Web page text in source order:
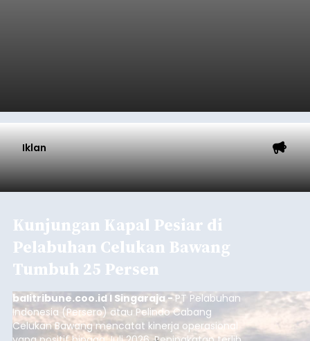
Iklan
Kunjungan Kapal Pesiar di
Pelabuhan Celukan Bawang
Tumbuh 25 Persen
balitribune.coo.id I Singaraja -PT Pelabuhan
Indonesia (Persero) atau Pelindo Cabang
Celukan Bawang mencatat kinerja operasional